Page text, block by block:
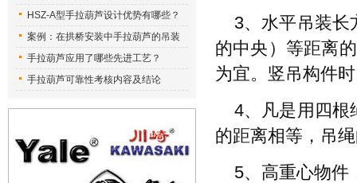
3、水平吊装长
的中央）等距离
为宜。竖吊构件
4、凡是用四根
的距离相等，吊
5、高重心物件
HSZ-A型手拉葫芦设计优势有哪些？
案例：在拱桥安装中手拉葫芦的吊装
手拉葫芦应用了哪些先进工艺？
手拉葫芦可靠性考核内容及结论